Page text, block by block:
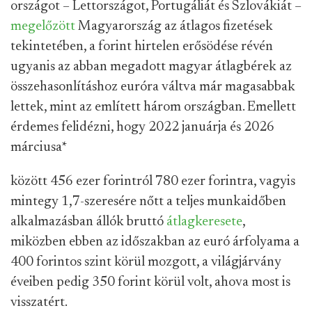
országot – Lettországot, Portugáliát és Szlovákiát –
megelőzött Magyarország az átlagos fizetések
tekintetében, a forint hirtelen erősödése révén
ugyanis az abban megadott magyar átlagbérek az
összehasonlításhoz euróra váltva már magasabbak
lettek, mint az említett három országban. Emellett
érdemes felidézni, hogy 2022 januárja és 2026
márciusa*
között 456 ezer forintról 780 ezer forintra, vagyis
mintegy 1,7-szeresére nőtt a teljes munkaidőben
alkalmazásban állók bruttó átlagkeresete,
miközben ebben az időszakban az euró árfolyama a
400 forintos szint körül mozgott, a világjárvány
éveiben pedig 350 forint körül volt, ahova most is
visszatért.